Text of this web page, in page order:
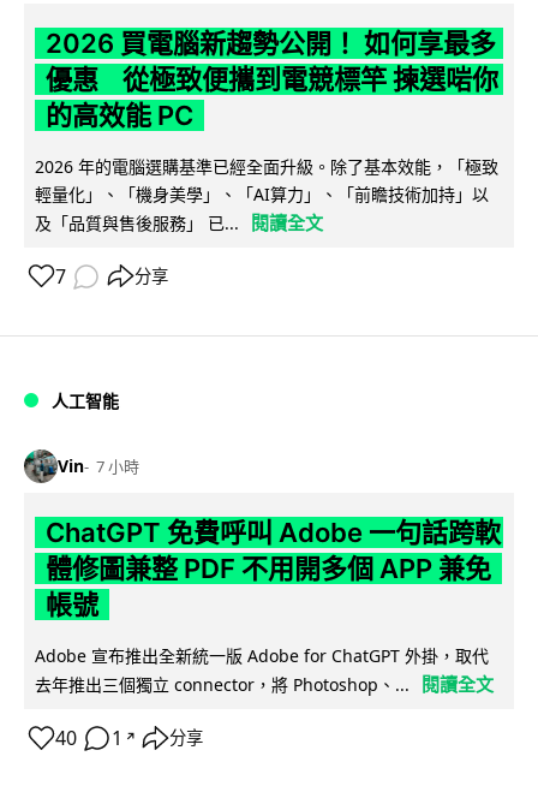
2026 買電腦新趨勢公開！ 如何享最多
優惠 從極致便攜到電競標竿 揀選啱你
的高效能 PC
2026 年的電腦選購基準已經全面升級。除了基本效能，「極致
輕量化」、「機身美學」、「AI算力」、「前瞻技術加持」以
及「品質與售後服務」 已...
閱讀全文
7 分享
人工智能
Vin 7 小時
ChatGPT 免費呼叫 Adobe 一句話跨軟
體修圖兼整 PDF 不用開多個 APP 兼免
帳號
Adobe 宣布推出全新統一版 Adobe for ChatGPT 外掛，取代
去年推出三個獨立 connector，將 Photoshop、...
閱讀全文
40 1 ↗ 分享